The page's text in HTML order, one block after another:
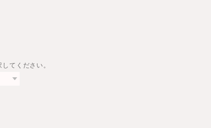
てください。